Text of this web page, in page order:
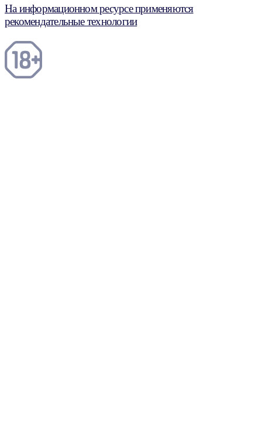
На информационном ресурсе применяются
рекомендательные технологии